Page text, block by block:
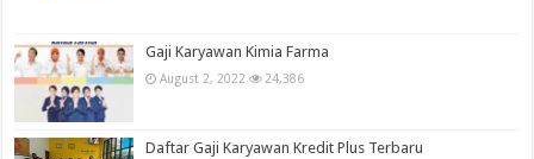
Gaji Karyawan Kimia Farma
August 2, 2022 24,386
Daftar Gaji Karyawan Kredit Plus Terbaru